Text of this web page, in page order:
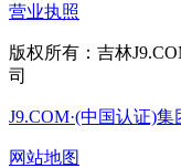
营业执照
版权所有：吉林
司
J9.COM·(中国认证)集
网站地图